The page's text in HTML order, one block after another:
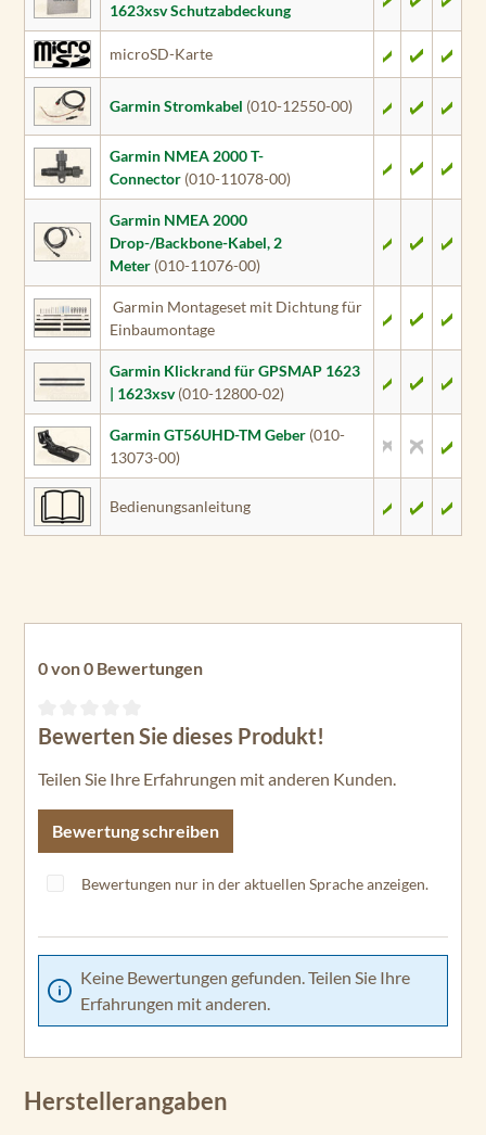
1623xsv Schutzabdeckung
microSD-Karte
Garmin Stromkabel (010-12550-00)
Garmin NMEA 2000 T-
Connector (010-11078-00)
Garmin NMEA 2000
Drop-/Backbone-Kabel, 2
Meter (010-11076-00)
Garmin Montageset mit Dichtung für
Einbaumontage
Garmin Klickrand für GPSMAP 1623
| 1623xsv(010-12800-02)
Garmin GT56UHD-TM Geber (010-
13073-00)
Bedienungsanleitung
0 von 0 Bewertungen
Durchschnittliche Bewertung von 0 von 5 Sternen
Bewerten Sie dieses Produkt!
Teilen Sie Ihre Erfahrungen mit anderen Kunden.
Bewertung schreiben
Bewertungen nur in der aktuellen Sprache anzeigen.
Keine Bewertungen gefunden. Teilen Sie Ihre
Erfahrungen mit anderen.
Herstellerangaben